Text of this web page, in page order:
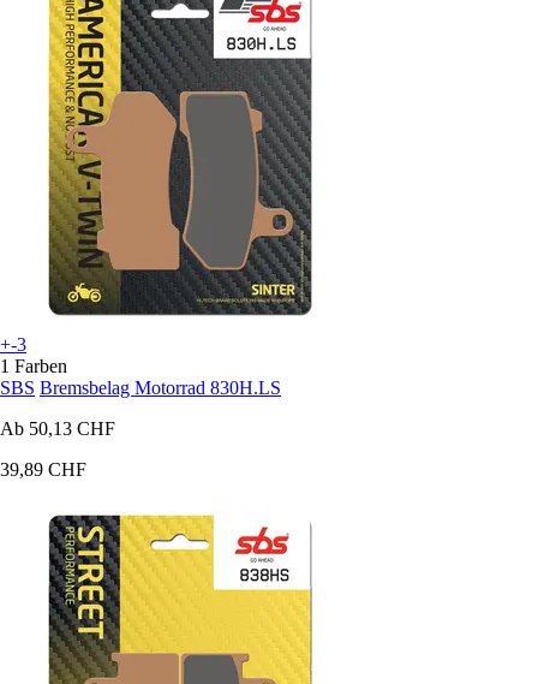
+-3
1 Farben
SBS Bremsbelag Motorrad 830H.LS
Ab 50,13 CHF
39,89 CHF